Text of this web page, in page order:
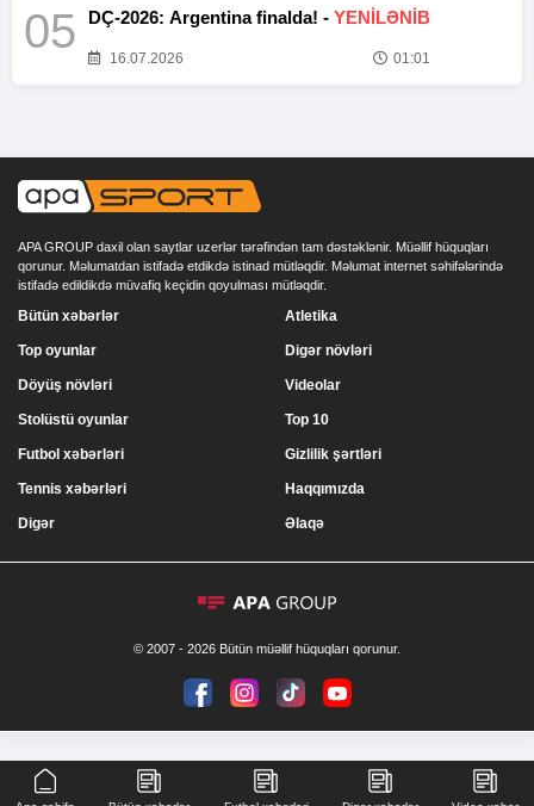
05 DÇ-2026: Argentina finalda! - YENİLƏNİB
16.07.2026 01:01
APA GROUP daxil olan saytlar uzerlər tərəfindən tam dəstəklənir. Müəllif hüquqları
qorunur. Məlumatdan istifadə etdikdə istinad mütləqdir. Məlumat internet səhifələrində
istifadə edildikdə müvafiq keçidin qoyulması mütləqdir.
Bütün xəbərlər
Top oyunlar
Döyüş növləri
Stolüstü oyunlar
Atletika
Digər növləri
Videolar
Top 10
Futbol xəbərləri
Tennis xəbərləri
Digər
Gizlilik şərtləri
Haqqımızda
Əlaqə
© 2007 - 2026 Bütün müəllif hüquqları qorunur.